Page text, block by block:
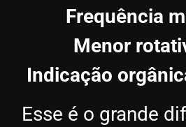
Frequência
Menor
Indicação
Esse é o grande